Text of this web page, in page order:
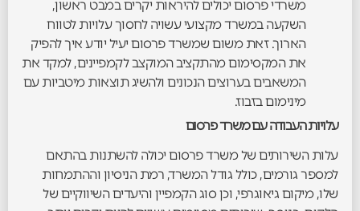
משרדי פרסום יכולים להיראות יקרים במבט ראשון,
השקעה במשרד מקצועי עשויה לחסוך עלויות לטווח
הארוך. זאת משום שמשרד פרסום יעיל יודע איך להפיק
את המקסימום מהתקציב המוקצב לקמפיינים, למקד את
המשאבים בערוצים הנכונים ולהשיג תוצאות מיטביות עם
מינימום בזבוז.
עלויות העבודה עם משרד פרסום
עלות השירותים של משרד פרסום יכולה להשתנות בהתאם
למספר גורמים, כולל גודל המשרד, רמת הניסיון וההתמחות
שלו, מיקום גיאוגרפי, וכן סוג הקמפיין והיעדים השיווקיים של